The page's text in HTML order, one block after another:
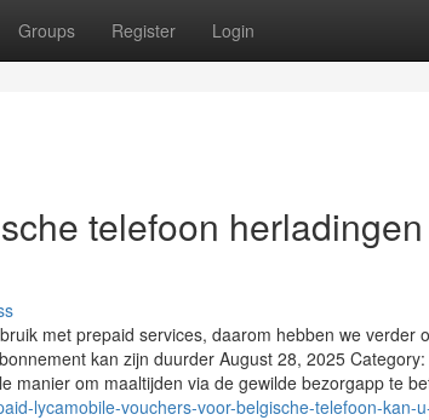
Groups Register Login
telefoon
met prepaid services, daarom hebben we verder
kan zijn duurder August 28, 2025
manier om maaltijden via de gewilde bezorgapp te
lycamobile-vouchers-voor-belgische-telefoon-kan-